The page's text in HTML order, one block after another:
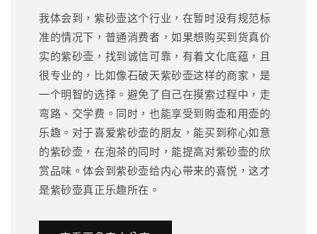
我体会到，紫砂壶这个行业，在暂时没有规范标
准的情况下，普通消费者，如果想购买到货真价
实的紫砂壶，找到诚信可靠，有着文化底蕴，且
很专业的，比如像石破天紫砂壶这样的商家，是
一个明智的选择。避免了自己在摸索过程中，走
弯路、交学费。同时，也能享受到购壶和用壶的
乐趣。对于喜爱紫砂壶的朋友，能买到称心如意
的紫砂壶，在泡茶的同时，能提高对紫砂壶的欣
赏品味。体会到紫砂壶给内心带来的喜悦，这才
是紫砂壶真正乐趣所在。